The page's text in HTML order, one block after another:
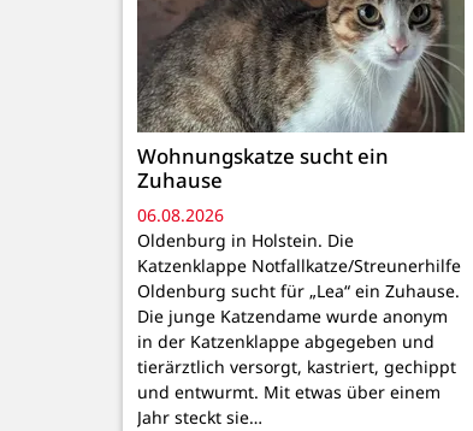
Wohnungskatze sucht ein
Zuhause
06.08.2026
Oldenburg in Holstein. Die
Katzenklappe Notfallkatze/Streunerhilfe
Oldenburg sucht für „Lea“ ein Zuhause.
Die junge Katzendame wurde anonym
in der Katzenklappe abgegeben und
tierärztlich versorgt, kastriert, gechippt
und entwurmt. Mit etwas über einem
Jahr steckt sie…